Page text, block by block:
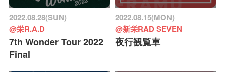
2022.08.28(SUN)
@栄R.A.D
7th Wonder Tour 2022
Final
2022.08.15(MON)
@新栄RAD SEVEN
夜行観覧車